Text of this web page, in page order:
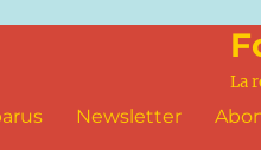
La
Newsletter